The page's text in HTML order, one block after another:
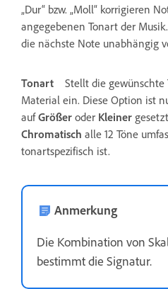
„Dur“ bzw. „Moll“ korrigieren
angegebenen Tonart der
die nächste Note unabhängig
Tonart
Stellt die
Material ein. Diese Option ist
aufGrößer oder Kleiner
Chromatisch alle 12 Töne
tonartspezifisch ist.
Anmerkung
Die Kombination von
bestimmt die Signatur.